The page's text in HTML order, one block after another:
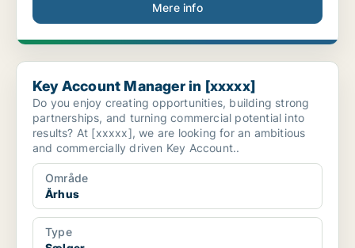
Mere info
Key Account Manager in [xxxxx]
Key Account Manager in [xxxxx]
Do you enjoy creating opportunities, building strong
partnerships, and turning commercial potential into
results? At [xxxxx], we are looking for an ambitious
and commercially driven Key Account..
Område
Århus
Type